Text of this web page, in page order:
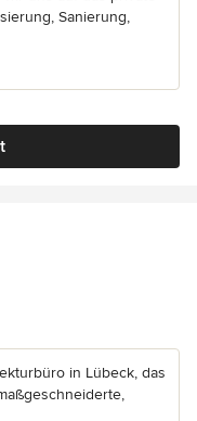
Sanierung,
Sternen
in Lübeck, das